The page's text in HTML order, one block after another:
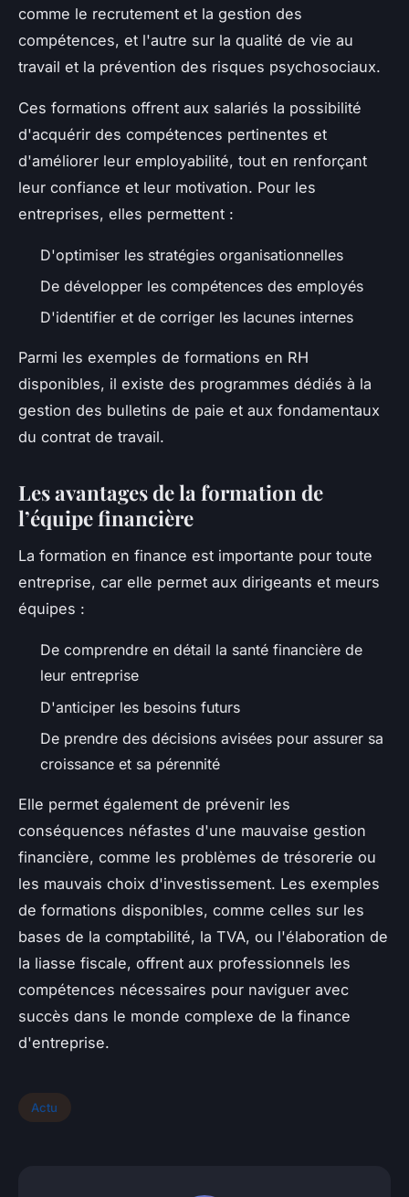
comme le recrutement et la gestion des
compétences, et l'autre sur la qualité de vie au
travail et la prévention des risques psychosociaux.
Ces formations offrent aux salariés la possibilité
d'acquérir des compétences pertinentes et
d'améliorer leur employabilité, tout en renforçant
leur confiance et leur motivation. Pour les
entreprises, elles permettent :
D'optimiser les stratégies organisationnelles
De développer les compétences des employés
D'identifier et de corriger les lacunes internes
Parmi les exemples de formations en RH
disponibles, il existe des programmes dédiés à la
gestion des bulletins de paie et aux fondamentaux
du contrat de travail.
Les avantages de la formation de
l’équipe financière
La formation en finance est importante pour toute
entreprise, car elle permet aux dirigeants et meurs
équipes :
De comprendre en détail la santé financière de
leur entreprise
D'anticiper les besoins futurs
De prendre des décisions avisées pour assurer sa
croissance et sa pérennité
Elle permet également de prévenir les
conséquences néfastes d'une mauvaise gestion
financière, comme les problèmes de trésorerie ou
les mauvais choix d'investissement. Les exemples
de formations disponibles, comme celles sur les
bases de la comptabilité, la TVA, ou l'élaboration de
la liasse fiscale, offrent aux professionnels les
compétences nécessaires pour naviguer avec
succès dans le monde complexe de la finance
d'entreprise.
Actu